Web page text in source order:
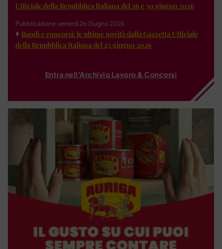
Ufficiale della Repubblica Italiana del 26 e 30 giugno 2026
Pubblicazione: venerdì 26 Giugno 2026
Bandi e concorsi: le ultime novità dalla Gazzetta Ufficiale
della Repubblica Italiana del 23 giugno 2026
Entra nell'Archivio Lavoro & Concorsi